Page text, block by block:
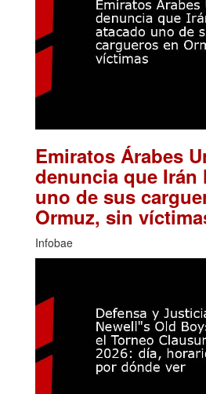
Emiratos Árabes
denuncia que Irán
uno de sus
Ormuz, sin
Infobae